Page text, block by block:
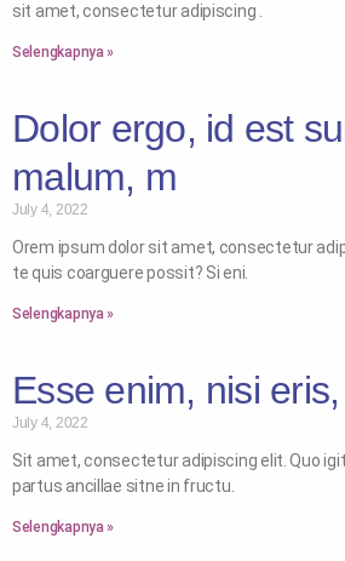
sit amet, consectetur adipiscing .
Selengkapnya »
Dolor ergo, id est
malum, m
July 4, 2022
Orem ipsum dolor sit amet, consectetur
te quis coarguere possit? Si eni.
Selengkapnya »
Esse enim, nisi
July 4, 2022
Sit amet, consectetur adipiscing elit. Quo
partus ancillae sitne in fructu.
Selengkapnya »